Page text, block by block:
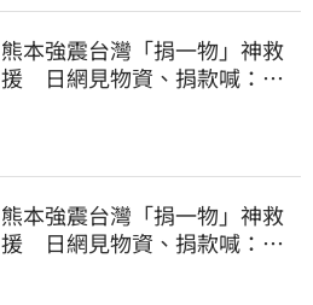
熊本強震台灣「捐一物」神救
援 日網見物資、捐款喊：給
熊本強震台灣「捐一物」神救
援 日網見物資、捐款喊：給